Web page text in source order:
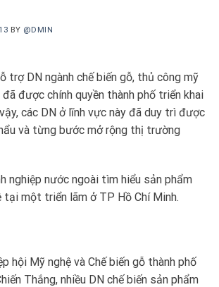
BY @DMIN
trợ DN ngành chế biến gỗ, thủ công mỹ
được chính quyền thành phố triển khai
các DN ở lĩnh vực này đã duy trì được
và từng bước mở rộng thị trường
nghiệp nước ngoài tìm hiểu sản phẩm
tại một triển lãm ở TP Hồ Chí Minh.
hội Mỹ nghệ và Chế biến gỗ thành phố
Thắng, nhiều DN chế biến sản phẩm